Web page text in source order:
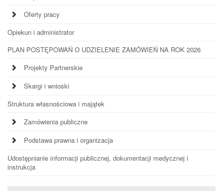
Oferty pracy
Opiekun i administrator
PLAN POSTĘPOWAŃ O UDZIELENIE ZAMÓWIEŃ NA ROK 2026
Projekty Partnerskie
Skargi i wnioski
Struktura własnościowa i majątek
Zamówienia publiczne
Podstawa prawna i organizacja
Udostępnianie informacji publicznej, dokumentacji medycznej i
instrukcja